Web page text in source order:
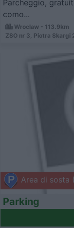
Parcheggio,
como...
Wroclaw - 113.9km
ZSO nr 3, Piotra Skargi
Area di sosta
Parking